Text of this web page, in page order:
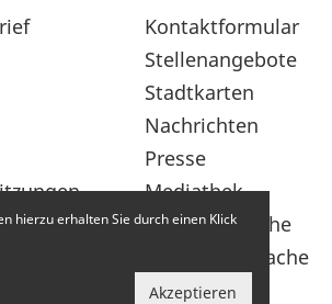
Sekundärnavigation
im
Fußbereich
Kontaktformular
Stellenangebote
Stadtkarten
Nachrichten
Presse
Mediathek
Leichte Sprache
Gebärdensprache
hierzu erhalten Sie durch einen Klick
Akzeptieren